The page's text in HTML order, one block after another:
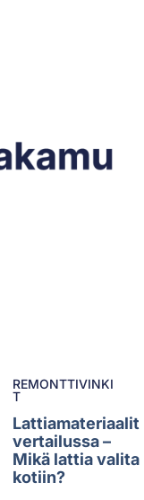
REMONTTIVINKI
T
Lattiamateriaalit
vertailussa –
Mikä lattia valita
kotiin?